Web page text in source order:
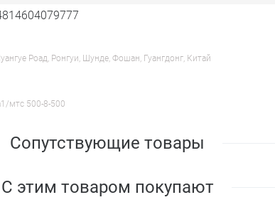
Роад, Ронгуи, Шунде, Фошан, Гуангдонг, Китай
мтс 500-8-500
Сопутствующие товары
С этим товаром покупают